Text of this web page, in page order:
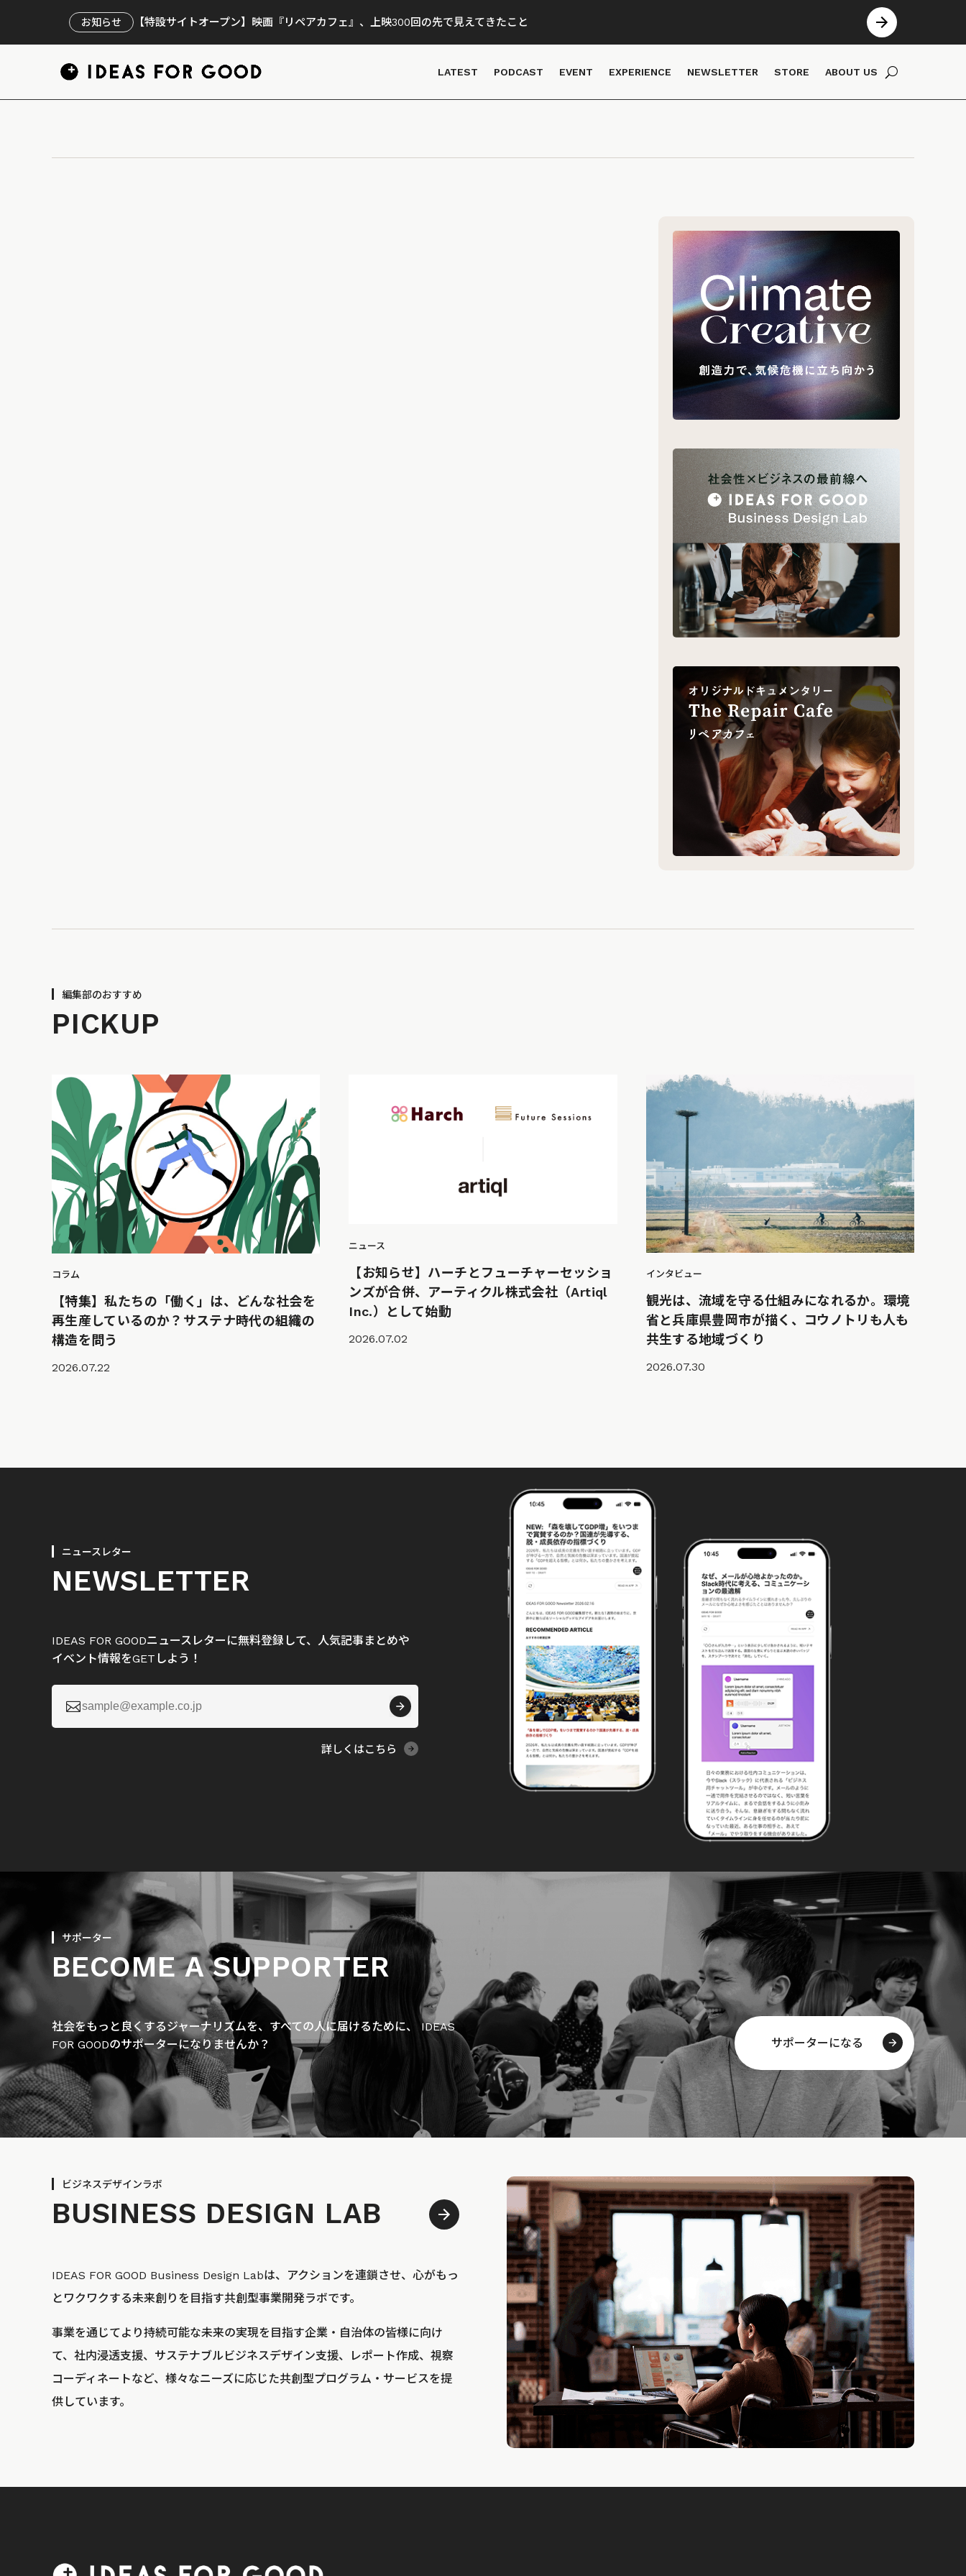
お知らせ 【特設サイトオープン】映画『リペアカフェ』、上映300回の先で見えてきたこと
LATEST PODCAST EVENT EXPERIENCE NEWSLETTER STORE ABOUT US
編集部のおすすめ
PICKUP
コラム
【特集】私たちの「働く」は、どんな社会を
再生産しているのか？サステナ時代の組織の
構造を問う
2026.07.22
ニュース
【お知らせ】ハーチとフューチャーセッショ
ンズが合併、アーティクル株式会社（Artiql
Inc.）として始動
2026.07.02
インタビュー
観光は、流域を守る仕組みになれるか。環境
省と兵庫県豊岡市が描く、コウノトリも人も
共生する地域づくり
2026.07.30
ニュースレター
NEWSLETTER
IDEAS FOR GOODニュースレターに無料登録して、人気記事まとめや
イベント情報をGETしよう！

詳しくはこちら
サポーター
BECOME A SUPPORTER
社会をもっと良くするジャーナリズムを、すべての人に届けるために、 IDEAS
FOR GOODのサポーターになりませんか？
サポーターになる
ビジネスデザインラボ
BUSINESS DESIGN LAB
IDEAS FOR GOOD Business Design Labは、アクションを連鎖させ、心がもっ
とワクワクする未来創りを目指す共創型事業開発ラボです。
事業を通じてより持続可能な未来の実現を目指す企業・自治体の皆様に向け
て、社内浸透支援、サステナブルビジネスデザイン支援、レポート作成、視察
コーディネートなど、様々なニーズに応じた共創型プログラム・サービスを提
供しています。